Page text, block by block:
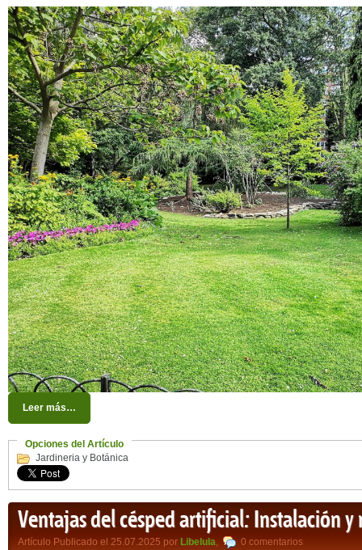
Leer más…
Opciones del Artículo
Jardineria y Botánica
Ventajas del césped artificial: Instalación
Artículo Publicado el 25.07.2025 por Libelula 0 comentarios